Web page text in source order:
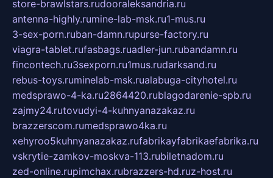
store-brawlstars.rudooraleksandria.ru
antenna-highly.rumine-lab-msk.ru1-mus.ru
3-sex-porn.ruban-damn.rupurse-factory.ru
viagra-tablet.rufasbags.ruadler-jun.rubandamn.ru
fincontech.ru3sexporn.ru1mus.rudarksand.ru
rebus-toys.ruminelab-msk.rualabuga-cityhotel.ru
medsprawo-4-ka.ru2864420.rublagodarenie-spb.ru
zajmy24.rutovudyi-4-kuhnyanazakaz.ru
brazzerscom.rumedsprawo4ka.ru
xehyroo5kuhnyanazakaz.rufabrikayfabrikaefabrika.ru
vskrytie-zamkov-moskva-113.rubiletnadom.ru
zed-online.rupimchax.rubrazzers-hd.ruz-host.ru